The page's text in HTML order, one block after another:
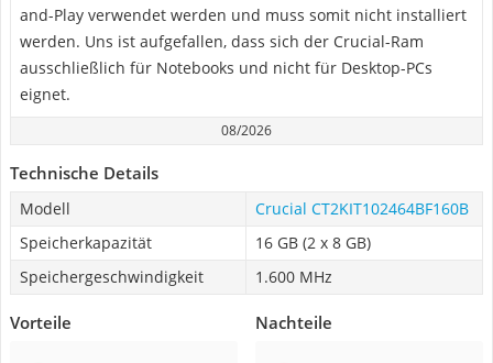
and-Play verwendet werden und muss somit nicht installiert
werden. Uns ist aufgefallen, dass sich der Crucial-Ram
ausschließlich für Notebooks und nicht für Desktop-PCs
eignet.
08/2026
Technische Details
Modell
Crucial CT2KIT102464BF160B
Speicherkapazität
16 GB (2 x 8 GB)
Speichergeschwindigkeit
1.600 MHz
Vorteile Nachteile